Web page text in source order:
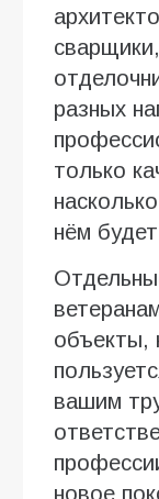
разных
только
нём
объекты,
вашим
новое